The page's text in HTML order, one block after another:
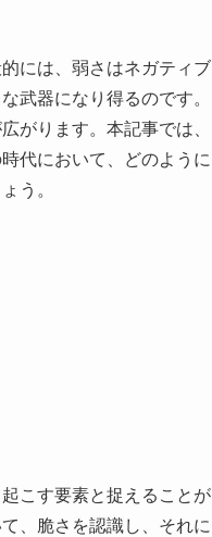
には、弱さはネガティブ
武器になり得るのです。
がります。本記事では、
代において、どのように
う。
こす要素と捉えることが
、脆さを認識し、それに